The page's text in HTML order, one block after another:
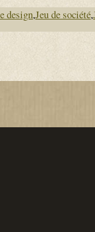
design,Jeu de société,